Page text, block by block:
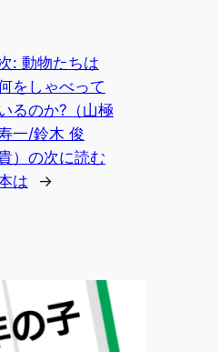
: 動物たちは
をしゃべって
るのか?（山極
一/鈴木 俊
）の次に読む
は
→